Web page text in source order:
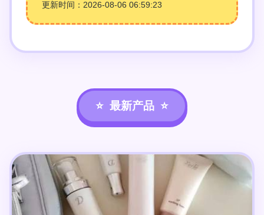
更新时间：2026-08-06 06:59:23
最新产品